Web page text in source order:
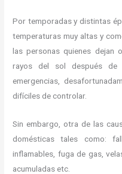
Por temporadas y distintas
temperaturas muy altas y
las personas quienes dejan
rayos del sol después de
emergencias,
difíciles de controlar.
Sin embargo, otra de las
domésticas tales como:
inflamables, fuga de gas,
acumuladas etc.